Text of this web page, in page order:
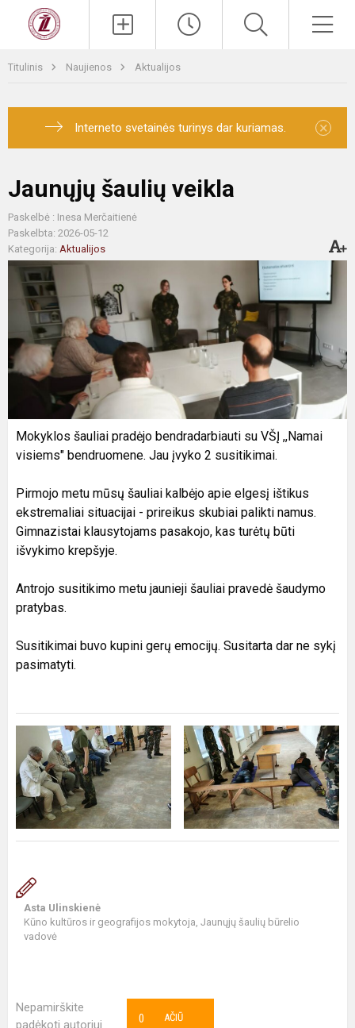
Titulinis Naujienos Aktualijos
Interneto svetainės turinys dar kuriamas. ×
Jaunųjų šaulių veikla
Paskelbė : Inesa Merčaitienė
Paskelbta: 2026-05-12
Kategorija: Aktualijos
Mokyklos šauliai pradėjo bendradarbiauti su VŠĮ ,,Namai
visiems" bendruomene. Jau įvyko 2 susitikimai.
Pirmojo metu mūsų šauliai kalbėjo apie elgesį ištikus
ekstremaliai situacijai - prireikus skubiai palikti namus.
Gimnazistai klausytojams pasakojo, kas turėtų būti
išvykimo krepšyje.
Antrojo susitikimo metu jaunieji šauliai pravedė šaudymo
pratybas.
Susitikimai buvo kupini gerų emocijų. Susitarta dar ne sykį
pasimatyti.
Asta Ulinskienė
Kūno kultūros ir geografijos mokytoja, Jaunųjų šaulių būrelio
vadovė
Nepamirškite
padėkoti autoriui
AČIŪ
0